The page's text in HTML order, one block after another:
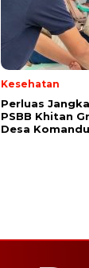
Kesehatan
Perluas
PSBB Khitan
Desa